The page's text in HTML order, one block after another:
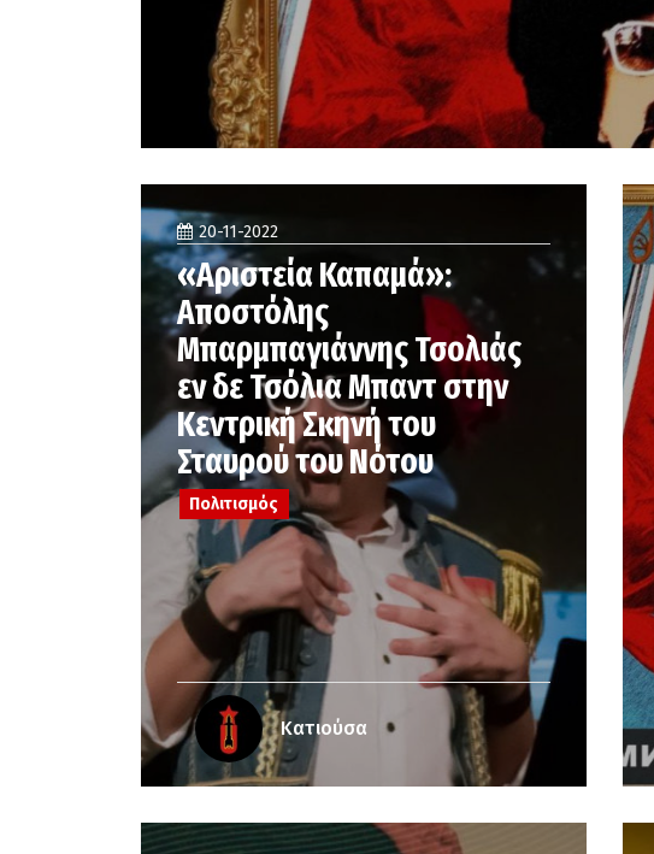
20-11-2022
«Αριστεία Καπαμά»:
Αποστόλης
Μπαρμπαγιάννης Τσολιάς
εν δε Τσόλια Μπαντ στην
Κεντρική Σκηνή του
Σταυρού του Νότου
Πολιτισμός
Κατιούσα